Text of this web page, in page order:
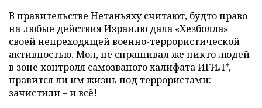
В правительстве Нетаньяху считают, будто право
на любые действия Израилю дала «Хезболла»
своей непреходящей военно-террористической
активностью. Мол, не спрашивал же никто людей
в зоне контроля самозваного халифата ИГИЛ*,
нравится ли им жизнь под террористами:
зачистили – и всё!